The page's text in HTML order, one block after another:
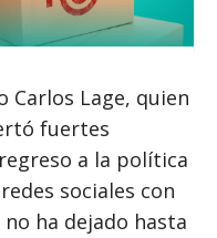
Carlos Lage, quien
fuertes
a la política
sociales con
ha dejado hasta